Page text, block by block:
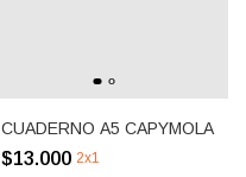
CUADERNO A5 CAPYMOLA
$13.000 2x1